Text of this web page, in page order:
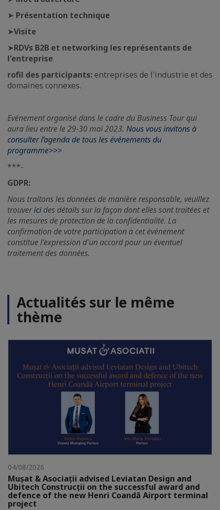
➤ Présentation technique
➤Visite
➤RDVs B2B et networking les représentants de
l'entreprise
rofil des participants: entreprises de l'industrie et des
domaines connexes.
Evénement organisé dans le cadre du Business Tour qui
aura lieu entre le 29-30 mai 2023. Nous vous invitons à
consulter l’agenda de tous les événements du
programme>>>
***-
GDPR:
Nous traitons les données de manière responsable, veuillez
trouvericides détails sur la façon dont elles sont traitées et
les mesures de protection de la confidentialité. La
confirmation de votre participation à cet événement
constitue l'expression d'un accord pour un éventuel
traitement des données.
Actualités sur le même
thème
04/08/2026
Mușat & Asociații advised Leviatan Design and
Ubitech Construcții on the successful award and
defence of the new Henri Coandă Airport terminal
project